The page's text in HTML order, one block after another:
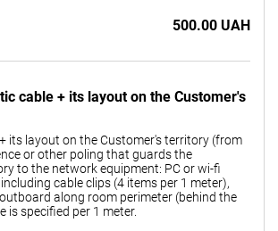
500.00 UAH
cable + its layout on the Customer's
its layout on the Customer's territory (from
or other poling that guards the
to the network equipment: PC or wi-fi
cable clips (4 items per 1 meter),
along room perimeter (behind the
is specified per 1 meter.